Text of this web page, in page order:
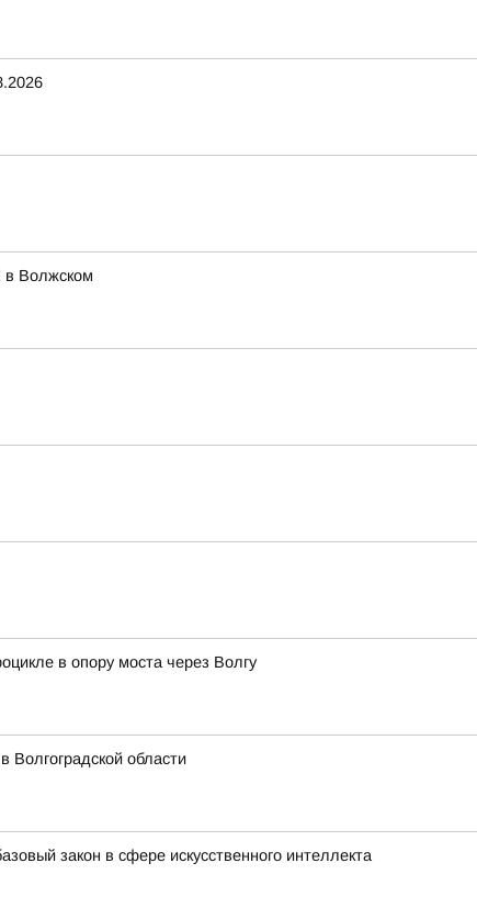
в Волжском
в опору моста через Волгу
Волгоградской области
закон в сфере искусственного интеллекта